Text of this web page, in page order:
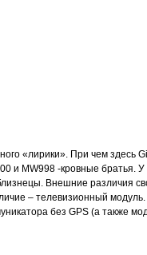
«лирики». При чем здесь
и MW998 -кровные братья.
Внешние различия
– телевизионный
без GPS (а также